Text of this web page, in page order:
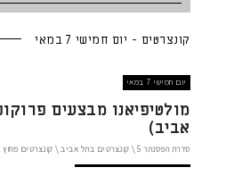
קונצרטים - יום חמישי 7 במאי
יום חמישי 7 במאי
סדרת הפסנתר קונצרטים בתל אביב \ קונצרטים מחוץ
מולטיפיאנו מבצעים
אביב)